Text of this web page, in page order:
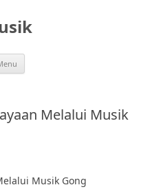
Melalui Musik
Musik Gong